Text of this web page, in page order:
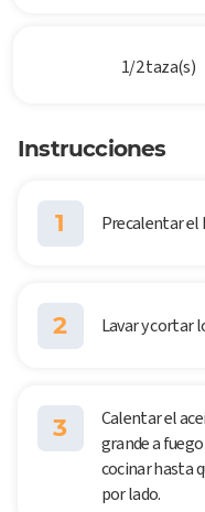
1/2 taza(s)
Instrucciones
1 Precalentar el
2 Lavar y cortar
3
Calentar el
grande a
cocinar hasta
por lado.